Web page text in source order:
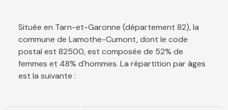
Située en Tarn-et-Garonne (département 82), la
commune de Lamothe-Cumont, dont le code
postal est 82500, est composée de 52% de
femmes et 48% d'hommes. La répartition par âges
est la suivante :